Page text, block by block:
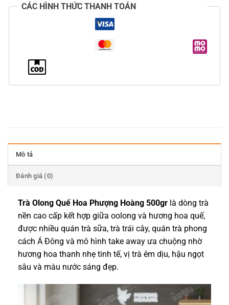
CÁC HÌNH THỨC THANH TOÁN
Mô tả
Đánh giá (0)
Trà Olong Quế Hoa Phượng Hoàng 500gr là dòng trà
nền cao cấp kết hợp giữa oolong và hương hoa quế,
được nhiều quán trà sữa, trà trái cây, quán trà phong
cách Á Đông và mô hình take away ưa chuộng nhờ
hương hoa thanh nhẹ tinh tế, vị trà êm dịu, hậu ngọt
sâu và màu nước sáng đẹp.